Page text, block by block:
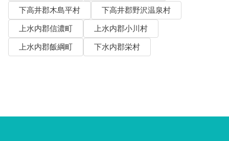
下高井郡木島平村
下高井郡野沢温泉村
上水内郡信濃町
上水内郡小川村
上水内郡飯綱町
下水内郡栄村